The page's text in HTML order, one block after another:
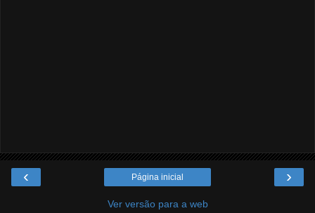
‹ ›
Página inicial
Ver versão para a web